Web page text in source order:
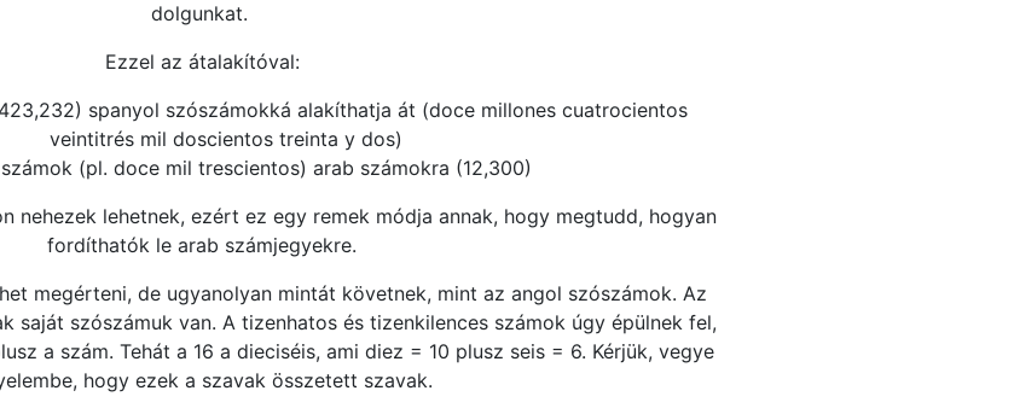
dolgunkat.
Ezzel az átalakítóval:
spanyol szószámokká alakíthatja át (doce millones cuatrocientos
veintitrés mil doscientos treinta y dos)
(pl. doce mil trescientos) arab számokra (12,300)
nehezek lehetnek, ezért ez egy remek módja annak, hogy megtudd, hogyan
fordíthatók le arab számjegyekre.
megérteni, de ugyanolyan mintát követnek, mint az angol szószámok. Az
saját szószámuk van. A tizenhatos és tizenkilences számok úgy épülnek fel,
a szám. Tehát a 16 a dieciséis, ami diez = 10 plusz seis = 6. Kérjük, vegye
hogy ezek a szavak összetett szavak.